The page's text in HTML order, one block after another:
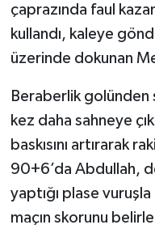
çaprazında faul
kullandı, kaleye
üzerinde dokunan
Beraberlik golünden
kez daha sahneye
baskısını artırarak
90+6’da Abdullah,
yaptığı plase vuruşla
maçın skorunu